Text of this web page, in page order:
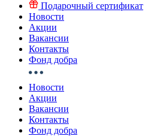
Подарочный сертификат
Новости
Акции
Вакансии
Контакты
Фонд добра
Новости
Акции
Вакансии
Контакты
Фонд добра